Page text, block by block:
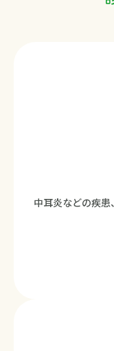
中耳炎などの疾患